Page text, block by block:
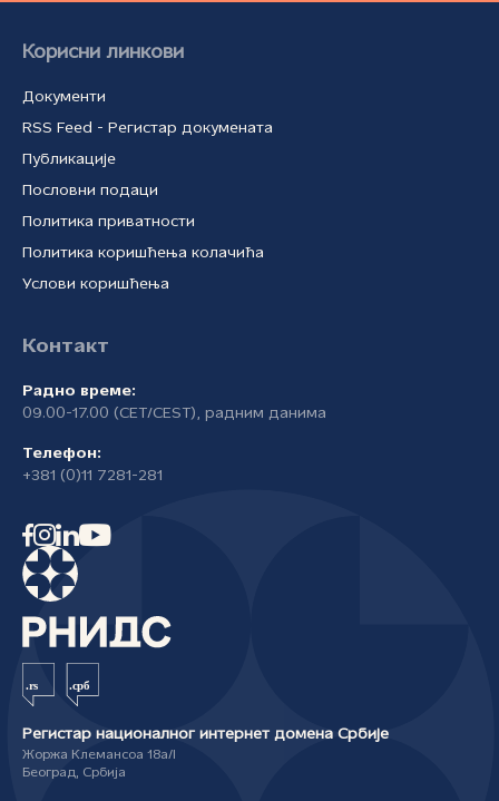
Корисни линкови
Документи
RSS Feed - Регистар докумената
Публикације
Пословни подаци
Политика приватности
Политика коришћења колачића
Услови коришћења
Контакт
Радно време:
09.00-17.00 (CET/CEST), радним данима
Телефон:
+381 (0)11 7281-281
Регистар националног интернет домена Србије
Жоржа Клемансоа 18а/I
Београд, Србија